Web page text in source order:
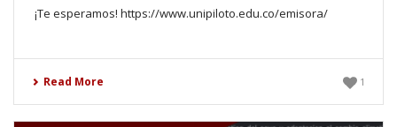
¡Te esperamos! https://www.unipiloto.edu.co/emisora/
Read More 1